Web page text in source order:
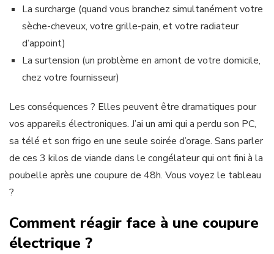
La surcharge (quand vous branchez simultanément votre
sèche-cheveux, votre grille-pain, et votre radiateur
d’appoint)
La surtension (un problème en amont de votre domicile,
chez votre fournisseur)
Les conséquences ? Elles peuvent être dramatiques pour
vos appareils électroniques. J’ai un ami qui a perdu son PC,
sa télé et son frigo en une seule soirée d’orage. Sans parler
de ces 3 kilos de viande dans le congélateur qui ont fini à la
poubelle après une coupure de 48h. Vous voyez le tableau
?
Comment réagir face à une coupure
électrique ?